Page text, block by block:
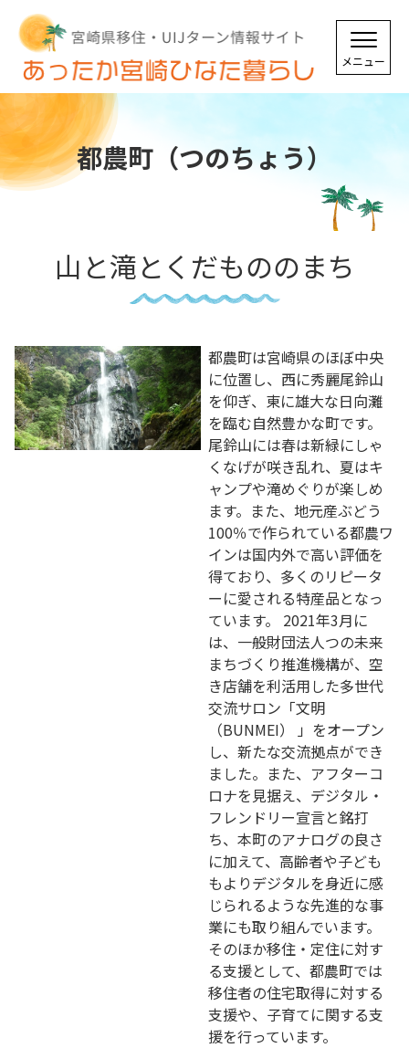
都農町（つのちょう）
山と滝とくだもののまち
都農町は宮崎県のほぼ中央
に位置し、西に秀麗尾鈴山
を仰ぎ、東に雄大な日向灘
を臨む自然豊かな町です。
尾鈴山には春は新緑にしゃ
くなげが咲き乱れ、夏はキ
ャンプや滝めぐりが楽しめ
ます。また、地元産ぶどう
100％で作られている都農ワ
インは国内外で高い評価を
得ており、多くのリピータ
ーに愛される特産品となっ
ています。 2021年3月に
は、一般財団法人つの未来
まちづくり推進機構が、空
き店舗を利活用した多世代
交流サロン「文明
（BUNMEI） 」をオープン
し、新たな交流拠点ができ
ました。また、アフターコ
ロナを見据え、デジタル・
フレンドリー宣言と銘打
ち、本町のアナログの良さ
に加えて、高齢者や子ども
もよりデジタルを身近に感
じられるような先進的な事
業にも取り組んでいます。
そのほか移住・定住に対す
る支援として、都農町では
移住者の住宅取得に対する
支援や、子育てに関する支
援を行っています。